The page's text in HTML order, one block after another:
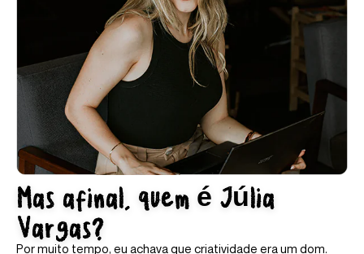
Mas afinal, quem é Júlia
Vargas?
Por muito tempo, eu achava que criatividade era um dom.